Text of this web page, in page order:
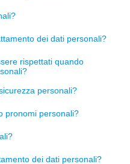
dei dati personali?
rispettati quando
personali?
pronomi personali?
dei dati personali?